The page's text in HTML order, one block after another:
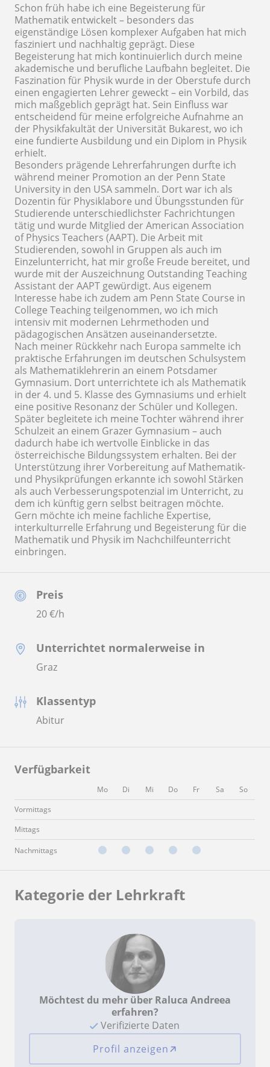
Preis
20€/h
Unterrichtet normalerweise in
Graz
Klassentyp
Abitur
Verfügbarkeit
Mo Di Mi Do Fr Sa
So
Vormittags
Mittags
Nachmittags
Schon früh habe ich eine Begeisterung für
Mathematik entwickelt – besonders das
eigenständige Lösen komplexer Aufgaben hat mich
fasziniert und nachhaltig geprägt. Diese
Begeisterung hat mich kontinuierlich durch meine
akademische und berufliche Laufbahn begleitet. Die
Faszination für Physik wurde in der Oberstufe durch
einen engagierten Lehrer geweckt – ein Vorbild, das
mich maßgeblich geprägt hat. Sein Einfluss war
entscheidend für meine erfolgreiche Aufnahme an
der Physikfakultät der Universität Bukarest, wo ich
eine fundierte Ausbildung und ein Diplom in Physik
erhielt.
Besonders prägende Lehrerfahrungen durfte ich
während meiner Promotion an der Penn State
University in den USA sammeln. Dort war ich als
Dozentin für Physiklabore und Übungsstunden für
Studierende unterschiedlichster Fachrichtungen
tätig und wurde Mitglied der American Association
of Physics Teachers (AAPT). Die Arbeit mit
Studierenden, sowohl in Gruppen als auch im
Einzelunterricht, hat mir große Freude bereitet, und
wurde mit der Auszeichnung Outstanding Teaching
Assistant der AAPT gewürdigt. Aus eigenem
Interesse habe ich zudem am Penn State Course in
College Teaching teilgenommen, wo ich mich
intensiv mit modernen Lehrmethoden und
pädagogischen Ansätzen auseinandersetzte.
Nach meiner Rückkehr nach Europa sammelte ich
praktische Erfahrungen im deutschen Schulsystem
als Mathematiklehrerin an einem Potsdamer
Gymnasium. Dort unterrichtete ich als Mathematik
in der 4. und 5. Klasse des Gymnasiums und erhielt
eine positive Resonanz der Schüler und Kollegen.
Später begleitete ich meine Tochter während ihrer
Schulzeit an einem Grazer Gymnasium – auch
dadurch habe ich wertvolle Einblicke in das
österreichische Bildungssystem erhalten. Bei der
Unterstützung ihrer Vorbereitung auf Mathematik-
und Physikprüfungen erkannte ich sowohl Stärken
als auch Verbesserungspotenzial im Unterricht, zu
dem ich künftig gern selbst beitragen möchte.
Gern möchte ich meine fachliche Expertise,
interkulturrelle Erfahrung und Begeisterung für die
Mathematik und Physik im Nachchilfeunterricht
einbringen.
Kategorie der Lehrkraft
Möchtest du mehr über Raluca Andreea
erfahren?
Verifizierte Daten
Profil anzeigen